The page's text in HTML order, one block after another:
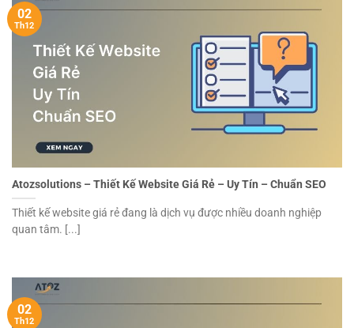
Atozsolutions – Thiết Kế Website Giá Rẻ – Uy Tín – Chuẩn SEO
Thiết kế website giá rẻ đang là dịch vụ được nhiều doanh nghiệp
quan tâm. [...]
02
Th12
02
Th12